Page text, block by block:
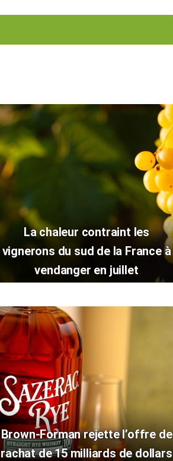
La chaleur contraint les
vignerons du sud de la France à
vendanger en juillet
Brown-Forman rejette l’offre de
rachat de 15 milliards de dollars